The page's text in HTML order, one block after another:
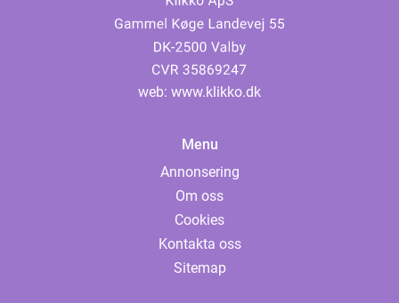
web: www.klikko.dk
Menu
Annonsering
Om oss
Cookies
Kontakta oss
Sitemap